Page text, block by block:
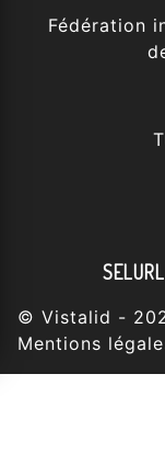
Fédération
© Vistalid -
Mentions